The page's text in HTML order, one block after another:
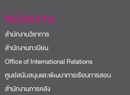
หน่วยงาน
สำนักงานวิชาการ
สำนักงานทะเบียน
Office of International Relations
ศูนย์สนับสนุนและพัฒนาการเรียนการสอน
สำนักงานการคลัง